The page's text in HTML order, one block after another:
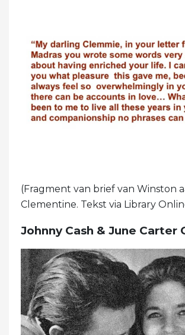
(Fragment van brief van Winston
Clementine. Tekst via Library
Johnny Cash & June Carter